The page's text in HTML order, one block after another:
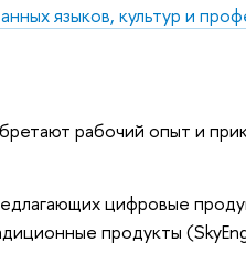
языков, культур и
рабочий опыт и
цифровые
продукты